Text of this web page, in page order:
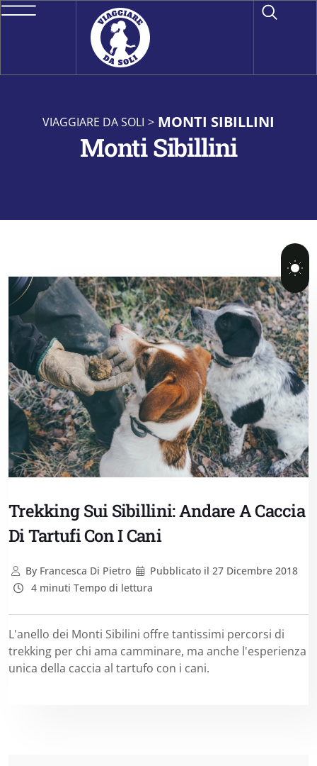
VIAGGIARE DA SOLI > MONTI SIBILLINI
Monti Sibillini
Trekking Sui Sibillini: Andare A Caccia
Di Tartufi Con I Cani
ByFrancesca Di Pietro Pubblicato il 27 Dicembre 2018
4 minuti Tempo di lettura
L'anello dei Monti Sibilini offre tantissimi percorsi di
trekking per chi ama camminare, ma anche l'esperienza
unica della caccia al tartufo con i cani.